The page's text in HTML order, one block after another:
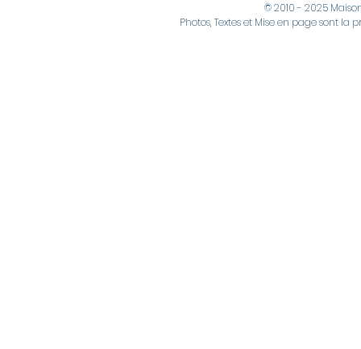
© 2010 - 2025
Photos, Textes et Mise en page sont